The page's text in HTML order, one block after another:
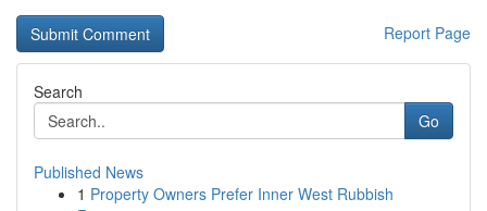
Report Page
Search
Go
Published News
1 Property Owners Prefer Inner West Rubbish